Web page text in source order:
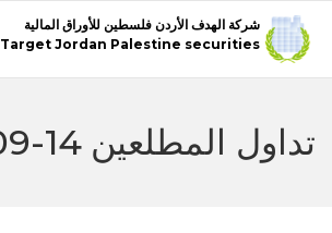
شركة الهدف الأردن فلسطين للأوراق المالية
Target Jordan Palestine securities
تداول المطلعين 14-09-2025